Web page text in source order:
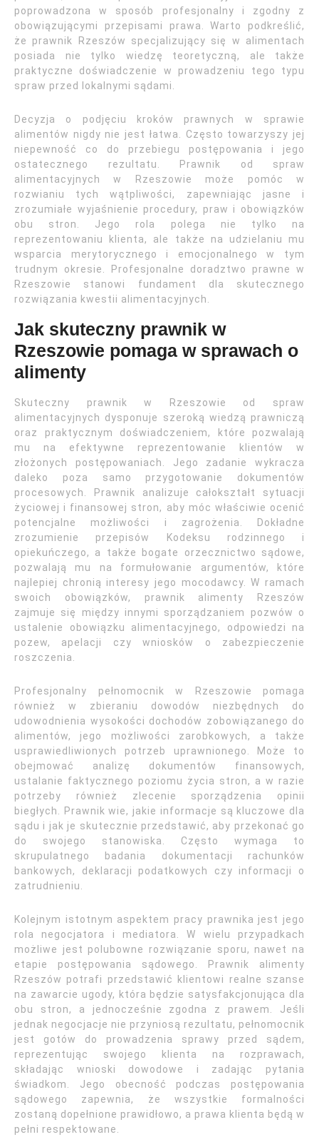
poprowadzona w sposób profesjonalny i zgodny z
obowiązującymi przepisami prawa. Warto podkreślić,
że prawnik Rzeszów specjalizujący się w alimentach
posiada nie tylko wiedzę teoretyczną, ale także
praktyczne doświadczenie w prowadzeniu tego typu
spraw przed lokalnymi sądami.
Decyzja o podjęciu kroków prawnych w sprawie
alimentów nigdy nie jest łatwa. Często towarzyszy jej
niepewność co do przebiegu postępowania i jego
ostatecznego rezultatu. Prawnik od spraw
alimentacyjnych w Rzeszowie może pomóc w
rozwianiu tych wątpliwości, zapewniając jasne i
zrozumiałe wyjaśnienie procedury, praw i obowiązków
obu stron. Jego rola polega nie tylko na
reprezentowaniu klienta, ale także na udzielaniu mu
wsparcia merytorycznego i emocjonalnego w tym
trudnym okresie. Profesjonalne doradztwo prawne w
Rzeszowie stanowi fundament dla skutecznego
rozwiązania kwestii alimentacyjnych.
Jak skuteczny prawnik w
Rzeszowie pomaga w sprawach o
alimenty
Skuteczny prawnik w Rzeszowie od spraw
alimentacyjnych dysponuje szeroką wiedzą prawniczą
oraz praktycznym doświadczeniem, które pozwalają
mu na efektywne reprezentowanie klientów w
złożonych postępowaniach. Jego zadanie wykracza
daleko poza samo przygotowanie dokumentów
procesowych. Prawnik analizuje całokształt sytuacji
życiowej i finansowej stron, aby móc właściwie ocenić
potencjalne możliwości i zagrożenia. Dokładne
zrozumienie przepisów Kodeksu rodzinnego i
opiekuńczego, a także bogate orzecznictwo sądowe,
pozwalają mu na formułowanie argumentów, które
najlepiej chronią interesy jego mocodawcy. W ramach
swoich obowiązków, prawnik alimenty Rzeszów
zajmuje się między innymi sporządzaniem pozwów o
ustalenie obowiązku alimentacyjnego, odpowiedzi na
pozew, apelacji czy wniosków o zabezpieczenie
roszczenia.
Profesjonalny pełnomocnik w Rzeszowie pomaga
również w zbieraniu dowodów niezbędnych do
udowodnienia wysokości dochodów zobowiązanego do
alimentów, jego możliwości zarobkowych, a także
usprawiedliwionych potrzeb uprawnionego. Może to
obejmować analizę dokumentów finansowych,
ustalanie faktycznego poziomu życia stron, a w razie
potrzeby również zlecenie sporządzenia opinii
biegłych. Prawnik wie, jakie informacje są kluczowe dla
sądu i jak je skutecznie przedstawić, aby przekonać go
do swojego stanowiska. Często wymaga to
skrupulatnego badania dokumentacji rachunków
bankowych, deklaracji podatkowych czy informacji o
zatrudnieniu.
Kolejnym istotnym aspektem pracy prawnika jest jego
rola negocjatora i mediatora. W wielu przypadkach
możliwe jest polubowne rozwiązanie sporu, nawet na
etapie postępowania sądowego. Prawnik alimenty
Rzeszów potrafi przedstawić klientowi realne szanse
na zawarcie ugody, która będzie satysfakcjonująca dla
obu stron, a jednocześnie zgodna z prawem. Jeśli
jednak negocjacje nie przyniosą rezultatu, pełnomocnik
jest gotów do prowadzenia sprawy przed sądem,
reprezentując swojego klienta na rozprawach,
składając wnioski dowodowe i zadając pytania
świadkom. Jego obecność podczas postępowania
sądowego zapewnia, że wszystkie formalności
zostaną dopełnione prawidłowo, a prawa klienta będą w
pełni respektowane.